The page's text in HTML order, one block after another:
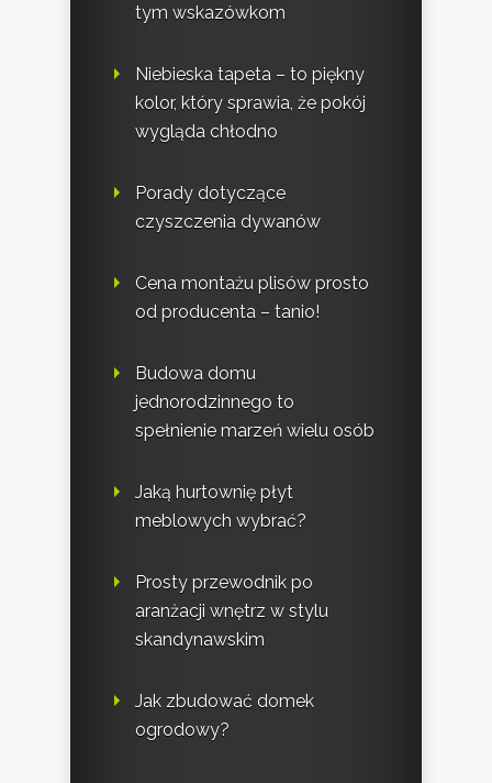
tym wskazówkom
Niebieska tapeta – to piękny
kolor, który sprawia, że pokój
wygląda chłodno
Porady dotyczące
czyszczenia dywanów
Cena montażu plisów prosto
od producenta – tanio!
Budowa domu
jednorodzinnego to
spełnienie marzeń wielu osób
Jaką hurtownię płyt
meblowych wybrać?
Prosty przewodnik po
aranżacji wnętrz w stylu
skandynawskim
Jak zbudować domek
ogrodowy?